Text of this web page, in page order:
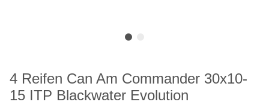
4 Reifen Can Am Commander 30x10-
15 ITP Blackwater Evolution